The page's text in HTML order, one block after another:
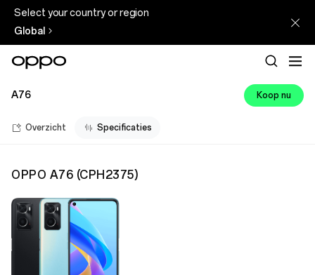
Select your country or region
Global
A76 Koop nu
Overzicht Specificaties
OPPO A76 (CPH2375)